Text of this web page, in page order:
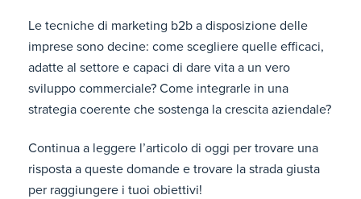
Le tecniche di marketing b2b a disposizione delle
imprese sono decine: come scegliere quelle efficaci,
adatte al settore e capaci di dare vita a un vero
sviluppo commerciale? Come integrarle in una
strategia coerente che sostenga la crescita aziendale?
Continua a leggere l’articolo di oggi per trovare una
risposta a queste domande e trovare la strada giusta
per raggiungere i tuoi obiettivi!